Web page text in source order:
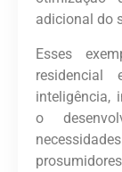
adicional do
Esses
inteligência,
o